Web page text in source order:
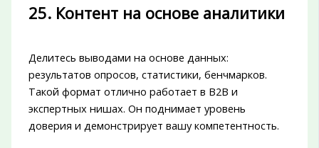
25. Контент на основе аналитики
Делитесь выводами на основе данных:
результатов опросов, статистики, бенчмарков.
Такой формат отлично работает в B2B и
экспертных нишах. Он поднимает уровень
доверия и демонстрирует вашу компетентность.